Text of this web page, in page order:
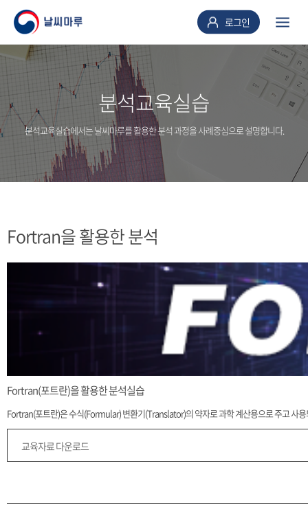
로그인
분석교육실습
분석교육실습에서는 날씨마루를 활용한 분석 과정을 사례중심으로 설명합니다.
Fortran을 활용한 분석
Fortran(포트란)을 활용한 분석실습
Fortran(포트란)은 수식(Formular) 변환기(Translator)의 약자로 과학 계산용으로 주고 사
교육자료 다운로드